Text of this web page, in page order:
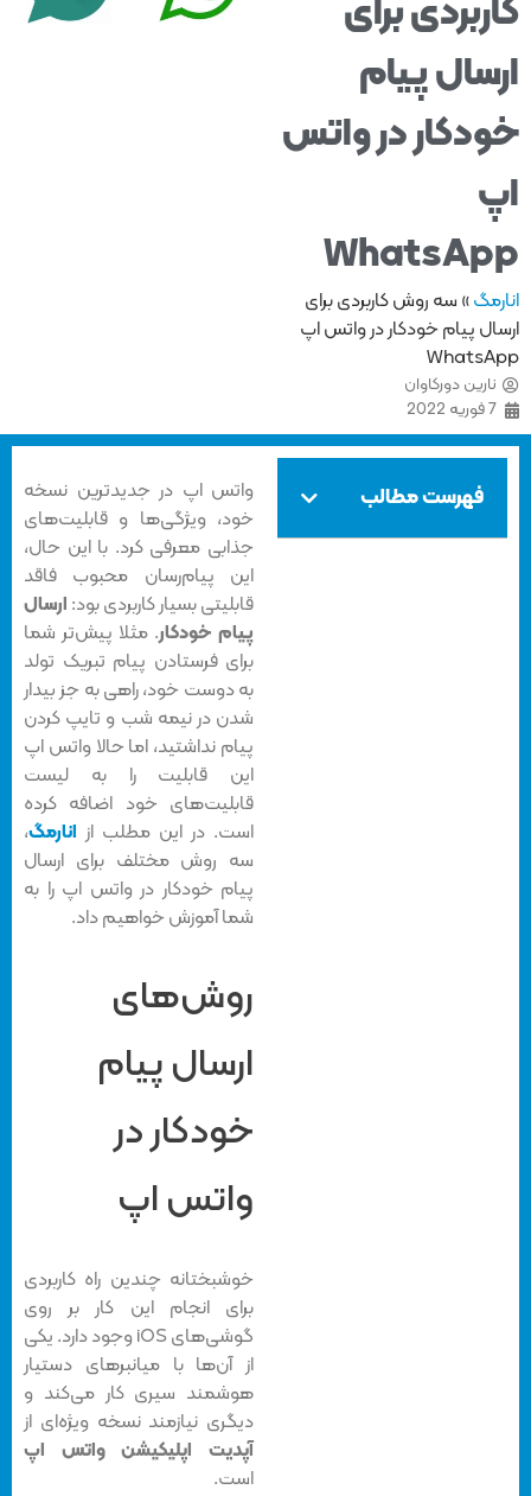
برای
پیام
در واتس
»سه روش کاربردی برای
پیام خودکار در واتس اپ
نارین دورکاوان
فهرست مطالب
واتس اپ در جدیدترین نسخه
خود، ویژگی‌ها و قابلیت‌های
جذابی معرفی کرد. با این حال،
این پیام‌رسان محبوب فاقد
قابلیتی بسیار کاربردی بود:ارسال
پیام خودکار. مثلا پیش‌تر شما
برای فرستادن پیام تبریک تولد
به دوست‌ خود، راهی به جز بیدار
شدن در نیمه شب و تایپ کردن
پیام نداشتید، اما حالا واتس اپ
این قابلیت را به لیست
قابلیت‌های خود اضافه کرده
است. در این مطلب ازانارمگ،
سه روش مختلف برای ارسال
پیام خودکار در واتس اپ را به
شما آموزش خواهیم داد.
روش‌های
ارسال پیام
خودکار در
واتس اپ
خوشبختانه چندین راه کاربردی
برای انجام این کار بر روی
گوشی‌های iOS وجود دارد. یکی
از آن‌ها با میانبرهای دستیار
هوشمند سیری کار می‌کند و
دیگری نیازمند نسخه‌ ویژه‌ای از
آپدیت اپلیکیشن واتس اپ
است.